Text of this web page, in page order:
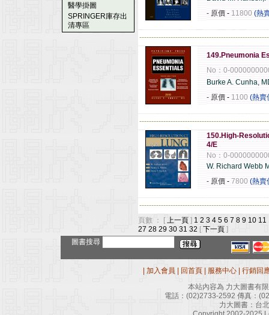
醫學掛圖
SPRINGER庫存出
清專區
- 原價 - 11800 (熱
149.Pneumonia
No：0-
Burke A. Cunha,
- 原價 - 1100 (熱賣
150.High-
4/E
No：0-
W. Richard Webb
- 原價 - 7800 (熱賣
頁數 ： [上一頁 ] 1 2 3 4 5 6 7 8 9 10 11
27 28 29 30 31 32 [ 下一頁 ]
圖書搜尋
加入會員 回首頁 服務中心
行銷回
本站內容為 力大圖書有
電話： (02)2733-2592 傳真：
力大圖書：台